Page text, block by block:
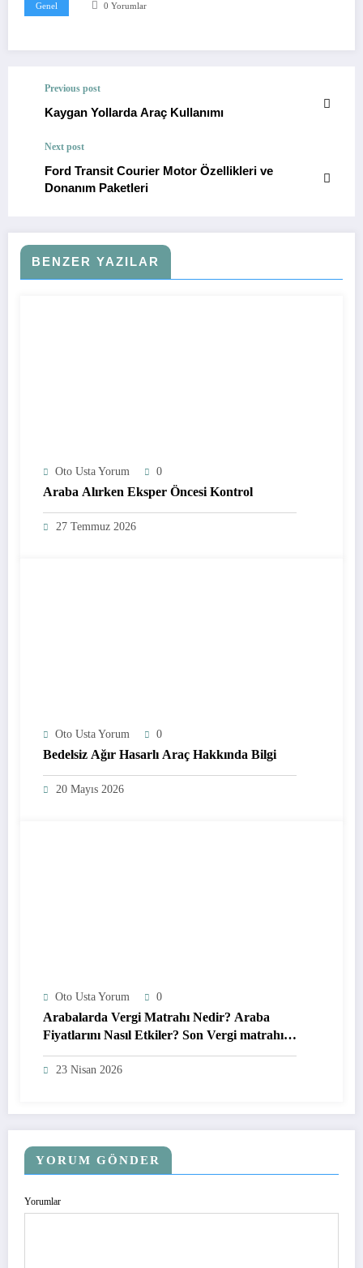
Genel 0 Yorumlar
Previous post
Kaygan Yollarda Araç Kullanımı
Next post
Ford Transit Courier Motor Özellikleri ve
Donanım Paketleri
BENZER YAZILAR
Oto Usta Yorum 0
Araba Alırken Eksper Öncesi Kontrol
27 Temmuz 2026
Oto Usta Yorum 0
Bedelsiz Ağır Hasarlı Araç Hakkında Bilgi
20 Mayıs 2026
Oto Usta Yorum 0
Arabalarda Vergi Matrahı Nedir? Araba
Fiyatlarını Nasıl Etkiler? Son Vergi matrahı
Fiyat Bilgileri
23 Nisan 2026
YORUM GÖNDER
Yorumlar